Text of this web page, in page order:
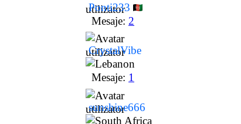
Ponti233
Mesaje: 2
CrystalVibe
Mesaje: 1
sunshine666